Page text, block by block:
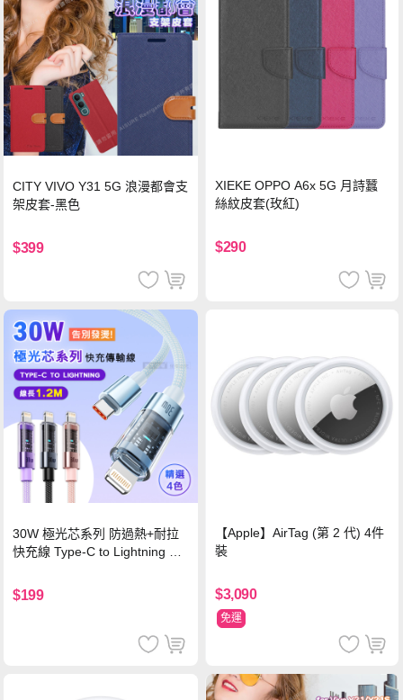
CITY VIVO Y31 5G 浪漫都會支
架皮套-黑色
$399
XIEKE OPPO A6x 5G 月詩蠶
絲紋皮套(玫紅)
$290
30W 極光芯系列 防過熱+耐拉
快充線 Type-C to Lightning 傳
$199
【Apple】AirTag (第 2 代) 4件
裝
$3,090
免運